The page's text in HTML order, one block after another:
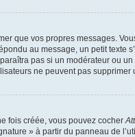
que vos propres messages.
au message, un petit texte
pas si un modérateur ou
ne peuvent pas
fois créée, vous pouvez cocher
» à partir du panneau de